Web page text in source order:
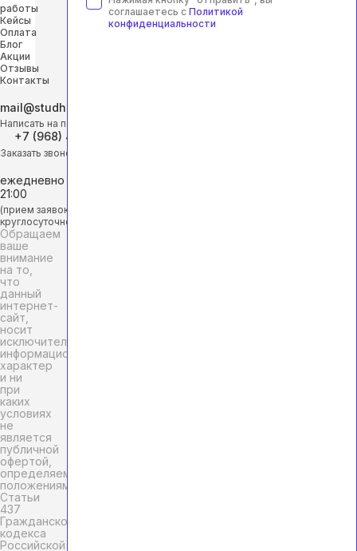
работы
Кейсы
Оплата
Блог
Акции
Отзывы
Контакты
mail@studhelp-online.ru
Написать на почту
+7 (968) 453-29-88
Заказать звонок
ежедневно с 9:00 до
21:00
(прием заявок
круглосуточно)
Обращаем
ваше
внимание
на то,
что
данный
интернет-
сайт,
носит
исключительно
информационный
характер
и ни
при
каких
условиях
не
является
публичной
офертой,
определяемой
положениями
Статьи
437
Гражданского
кодекса
Российской
соглашаетесь с Политикой
конфиденциальности